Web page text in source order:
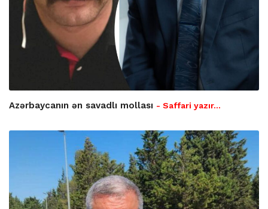
Azərbaycanın ən savadlı mollası - Saffari yazır…